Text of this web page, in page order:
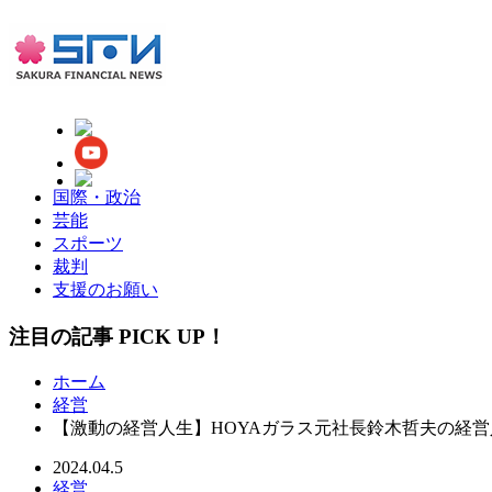
国際・政治
芸能
スポーツ
裁判
支援のお願い
注目の記事 PICK UP！
ホーム
経営
【激動の経営人生】HOYAガラス元社長鈴木哲夫の経
2024.04.5